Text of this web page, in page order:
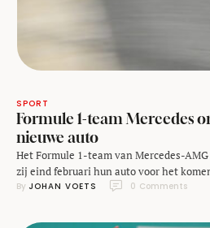
SPORT
Formule 1-team Mercedes
nieuwe auto
Het Formule 1-team van Mercedes-
zij eind februari hun auto voor het
Opvallend genoeg presenteren de
kampioensauto op 22 februari, een dag
By JOHAN VOETS 0 Comments